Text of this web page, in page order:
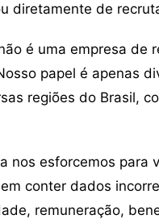
diretamente de
é uma empresa
papel é apenas
regiões do Brasil,
nos esforcemos para
conter dados
remuneração,